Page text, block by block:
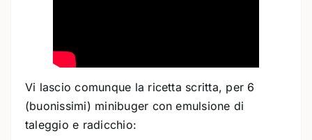
Vi lascio comunque la ricetta scritta, per 6
(buonissimi) minibuger con emulsione di
taleggio e radicchio: